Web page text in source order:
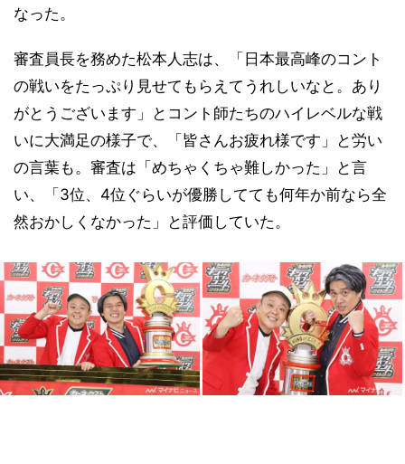
なった。
審査員長を務めた松本人志は、「日本最高峰のコント
の戦いをたっぷり見せてもらえてうれしいなと。あり
がとうございます」とコント師たちのハイレベルな戦
いに大満足の様子で、「皆さんお疲れ様です」と労い
の言葉も。審査は「めちゃくちゃ難しかった」と言
い、「3位、4位ぐらいが優勝してても何年か前なら全
然おかしくなかった」と評価していた。